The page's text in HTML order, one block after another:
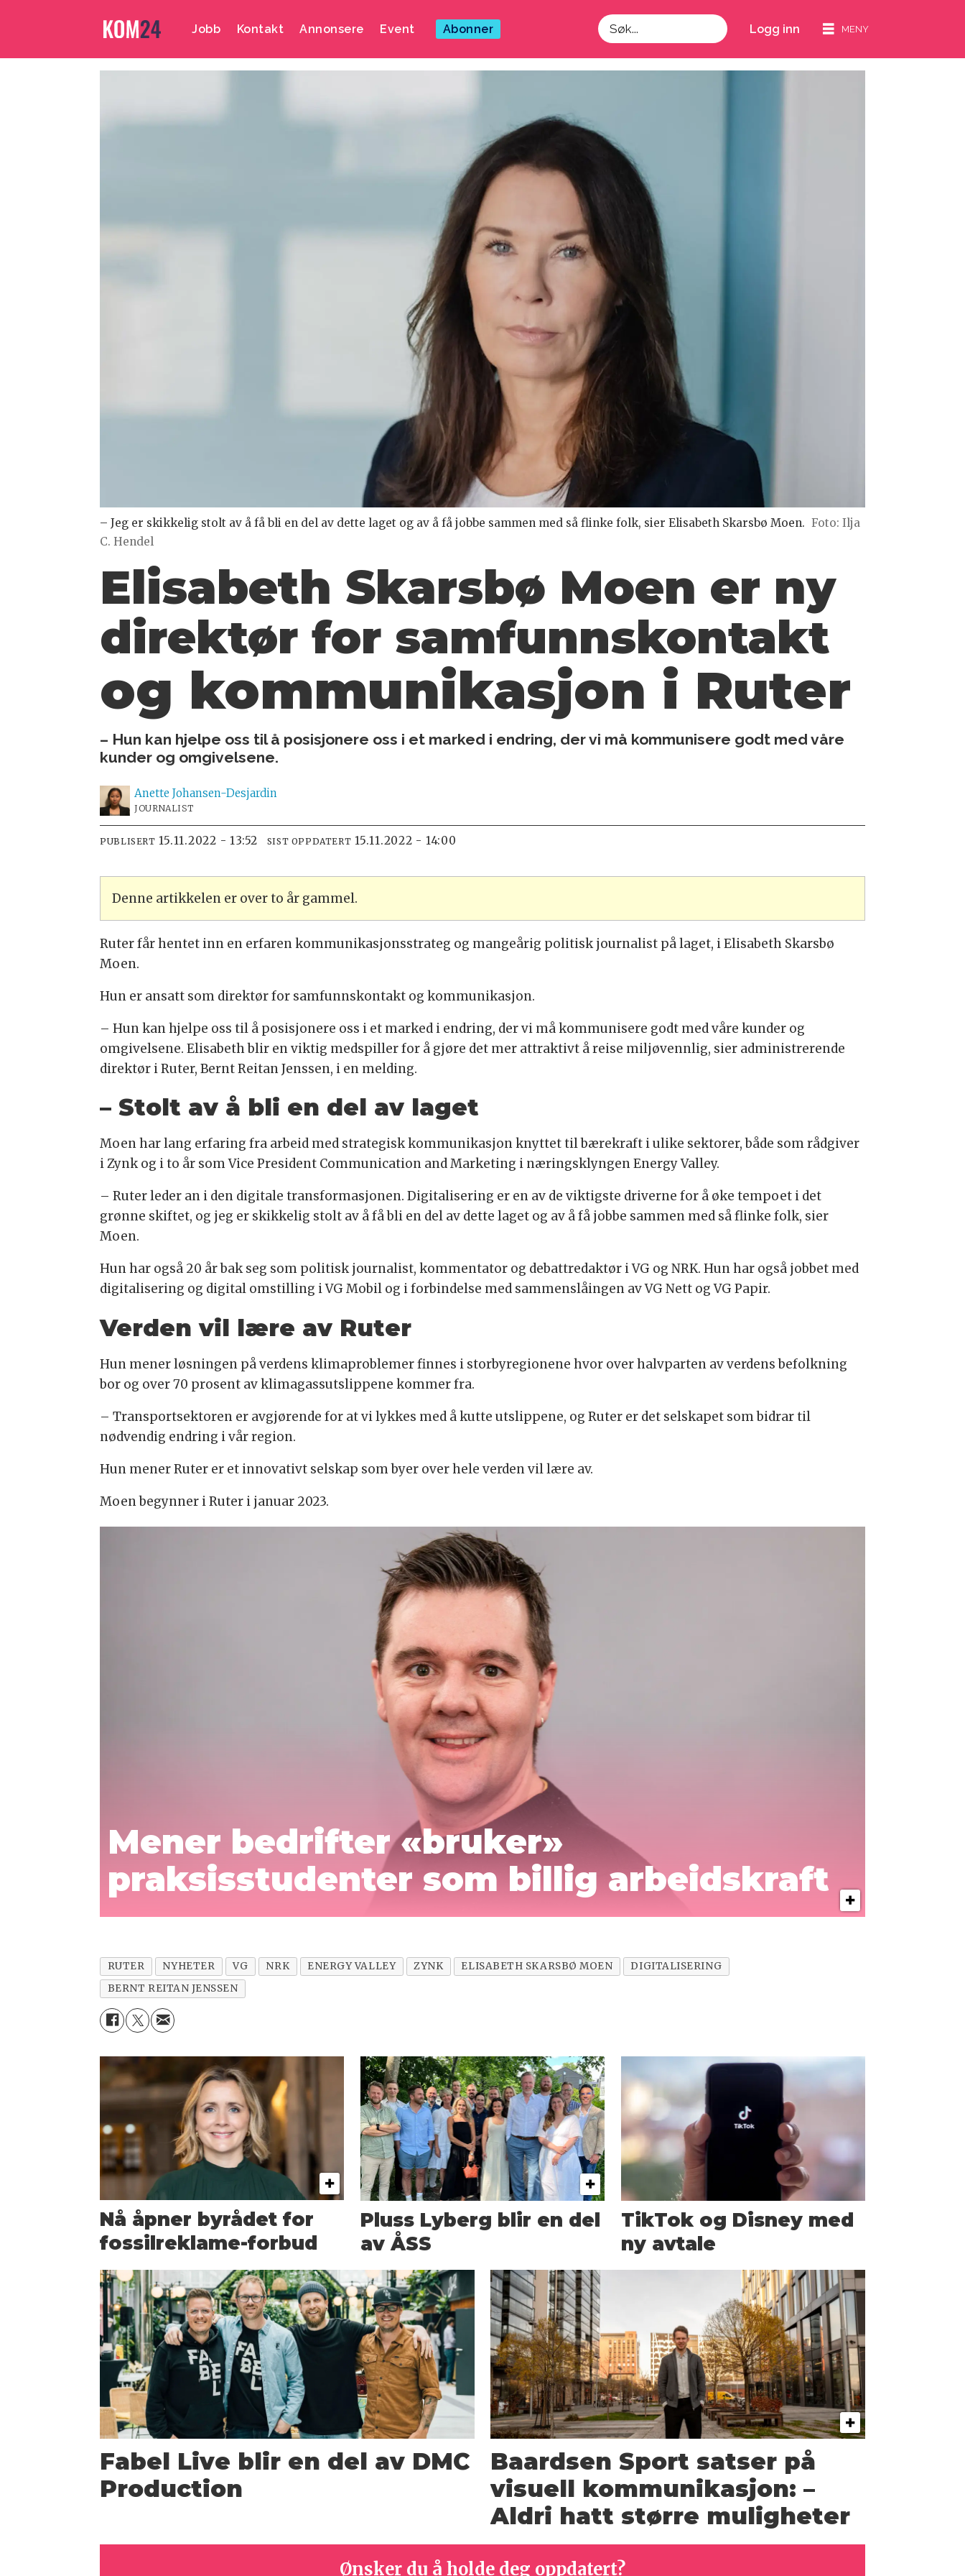
Jobb Kontakt Annonsere Event Abonner
Søk
Logg inn
– Jeg er skikkelig stolt av å få bli en del av dette laget og av å få jobbe sammen med så flinke folk, sier Elisabeth Skarsbø Moen. Foto: Ilja
C. Hendel
Elisabeth Skarsbø Moen er ny
direktør for samfunnskontakt
og kommunikasjon i Ruter
– Hun kan hjelpe oss til å posisjonere oss i et marked i endring, der vi må kommunisere godt med våre
kunder og omgivelsene.
Anette Johansen-Desjardin
JOURNALIST
PUBLISERT 15.11.2022 - 13:52 SIST OPPDATERT 15.11.2022 - 14:00
Denne artikkelen er over to år gammel.
Ruter får hentet inn en erfaren kommunikasjonsstrateg og mangeårig politisk journalist på laget, i Elisabeth Skarsbø
Moen.
Hun er ansatt som direktør for samfunnskontakt og kommunikasjon.
– Hun kan hjelpe oss til å posisjonere oss i et marked i endring, der vi må kommunisere godt med våre kunder og
omgivelsene. Elisabeth blir en viktig medspiller for å gjøre det mer attraktivt å reise miljøvennlig, sier administrerende
direktør i Ruter, Bernt Reitan Jenssen, i en melding.
– Stolt av å bli en del av laget
Moen har lang erfaring fra arbeid med strategisk kommunikasjon knyttet til bærekraft i ulike sektorer, både som rådgiver
i Zynk og i to år som Vice President Communication and Marketing i næringsklyngen Energy Valley.
– Ruter leder an i den digitale transformasjonen. Digitalisering er en av de viktigste driverne for å øke tempoet i det
grønne skiftet, og jeg er skikkelig stolt av å få bli en del av dette laget og av å få jobbe sammen med så flinke folk, sier
Moen.
Hun har også 20 år bak seg som politisk journalist, kommentator og debattredaktør i VG og NRK. Hun har også jobbet med
digitalisering og digital omstilling i VG Mobil og i forbindelse med sammenslåingen av VG Nett og VG Papir.
Verden vil lære av Ruter
Hun mener løsningen på verdens klimaproblemer finnes i storbyregionene hvor over halvparten av verdens befolkning
bor og over 70 prosent av klimagassutslippene kommer fra.
– Transportsektoren er avgjørende for at vi lykkes med å kutte utslippene, og Ruter er det selskapet som bidrar til
nødvendig endring i vår region.
Hun mener Ruter er et innovativt selskap som byer over hele verden vil lære av.
Moen begynner i Ruter i januar 2023.
Mener bedrifter «bruker»
praksisstudenter som billig arbeidskraft
RUTER NYHETER VG NRK ENERGY VALLEY ZYNK ELISABETH SKARSBØ MOEN
DIGITALISERING
BERNT REITAN JENSSEN
Nå åpner byrådet for
fossilreklame-forbud
Pluss Lyberg blir en del
av ÅSS
TikTok og Disney med
ny avtale
Fabel Live blir en del av DMC
Production
Baardsen Sport satser på
visuell kommunikasjon: –
Aldri hatt større muligheter
Ønsker du å holde deg oppdatert?